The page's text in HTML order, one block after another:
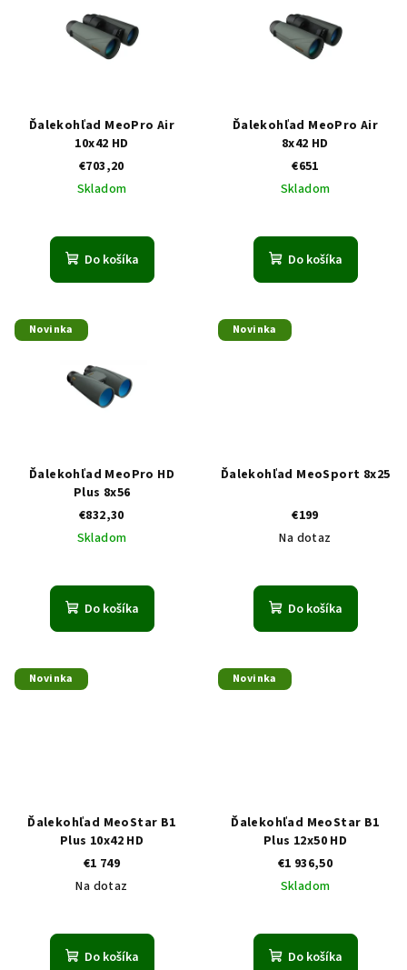
Ďalekohľad MeoPro Air
10x42 HD
€703,20
Skladom
Do košíka
Ďalekohľad MeoPro Air
8x42 HD
€651
Skladom
Do košíka
Novinka
Ďalekohľad MeoPro HD
Plus 8x56
€832,30
Skladom
Do košíka
Novinka
Ďalekohľad MeoSport 8x25
€199
Na dotaz
Do košíka
Novinka
Ďalekohľad MeoStar B1
Plus 10x42 HD
€1 749
Na dotaz
Do košíka
Novinka
Ďalekohľad MeoStar B1
Plus 12x50 HD
€1 936,50
Skladom
Do košíka